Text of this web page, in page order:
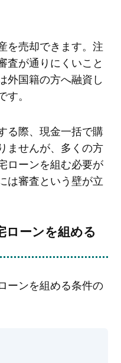
を売却できます。注
査が通りにくいこと
外国籍の方へ融資し
。
る際、現金一括で購
ませんが、多くの方
ローンを組む必要が
は審査という壁が立
ローンを組める
ーンを組める条件の